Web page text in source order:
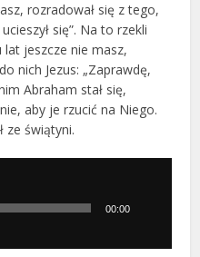
rozradował się z tego,
się”. Na to rzekli
lat jeszcze nie masz,
nich Jezus: „Zaprawdę,
Abraham stał się,
aby je rzucić na Niego.
ze świątyni.
00:00